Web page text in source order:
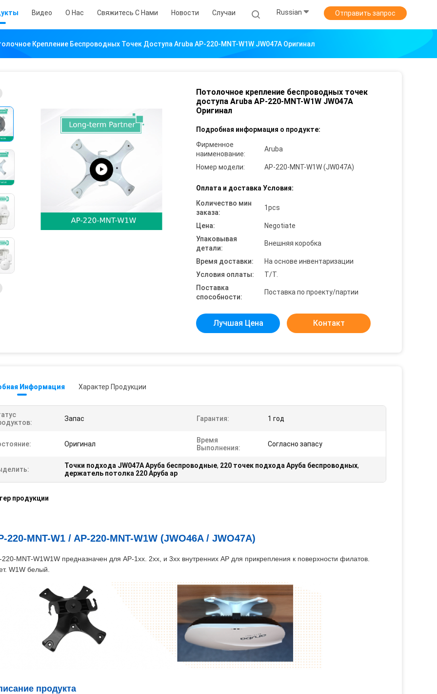
Видео О Нас Свяжитесь С Нами Новости Случаи Russian Отправить запрос
Крепление Беспроводных Точек Доступа Aruba AP-220-MNT-W1W JW047A Оригинал
Потолочное крепление беспроводных точек
доступа Aruba AP-220-MNT-W1W JW047A
Оригинал
Подробная информация о продукте:
Фирменное
наименование:
Aruba
Номер модели: AP-220-MNT-W1W (JW047A)
Оплата и доставка Условия:
Количество мин
заказа:
1pcs
Цена:
Negotiate
Упаковывая
детали:
Внешняя коробка
Время доставки:
На основе инвентаризации
Условия оплаты:
T/T.
Поставка
способности:
Поставка по проекту/партии
Лучшая Цена Контакт
Информация Характер Продукции
Запас Гарантия: 1 год
Оригинал
Время
Выполнения:
Согласно запасу
Точки подхода JW047A Аруба беспроводные, 220 точек подхода Аруба беспроводных,
держатель потолка 220 Аруба ap
продукции
220-MNT-W1 / AP-220-MNT-W1W (JWO46A / JWO47A)
220-MNT-W1W1W предназначен для AP-1xx. 2xx, и 3xx внутренних AP для прикрепления к поверхности филатов.
W1W белый.
продукта